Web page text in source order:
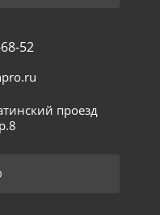
52
проезд